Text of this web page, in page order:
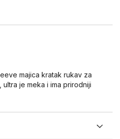
majica kratak rukav za
je meka i ima prirodniji